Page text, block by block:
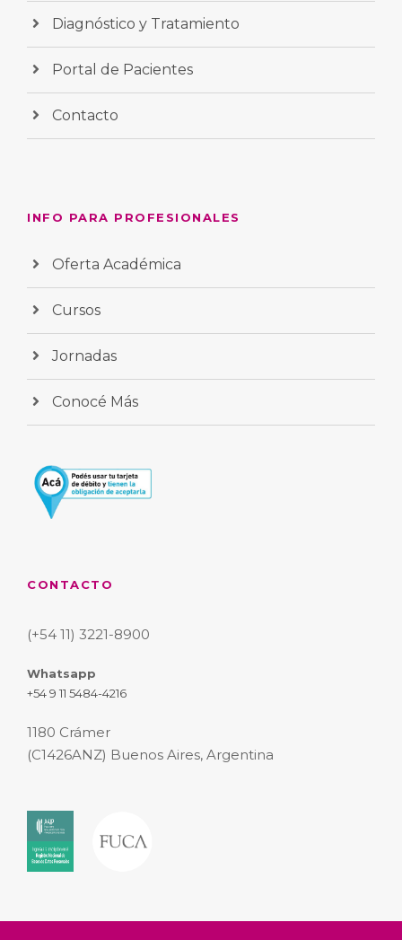
Diagnóstico y Tratamiento
Portal de Pacientes
Contacto
INFO PARA PROFESIONALES
Oferta Académica
Cursos
Jornadas
Conocé Más
CONTACTO
(+54 11) 3221-8900
Whatsapp
+54 9 11 5484-4216
1180 Crámer
(C1426ANZ) Buenos Aires, Argentina